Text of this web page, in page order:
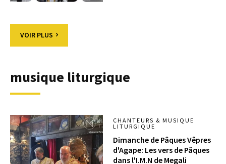
VOIR PLUS
musique liturgique
CHANTEURS & MUSIQUE
LITURGIQUE
Dimanche de Pâques Vêpres
d'Agape: Les vers de Pâques
dans l'I.M.N de Megali